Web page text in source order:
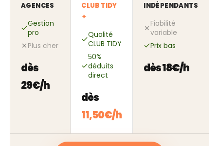
AGENCES
Gestion
pro
Plus cher
dès
29€/h
CLUB TIDY
✦
Qualité
CLUB TIDY
50%
déduits
direct
dès
11,50€/h
INDÉPENDANTS
Fiabilité
variable
Prix bas
dès 18€/h